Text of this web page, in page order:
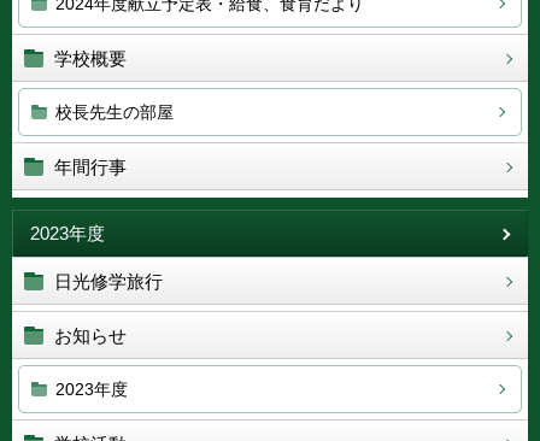
学校概要
校長先生の部屋
年間行事
2023年度
日光修学旅行
お知らせ
2023年度